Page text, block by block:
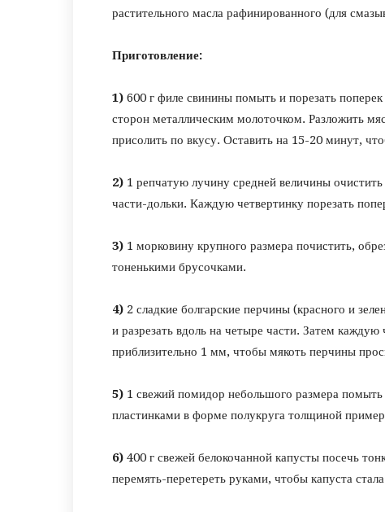
растительного масла рафинированного (для
Приготовление:
1) 600 г филе свинины помыть и порезать
сторон металлическим молоточком. Разложить
присолить по вкусу. Оставить на 15-20 минут,
2) 1 репчатую лучину средней величины
части-дольки. Каждую четвертинку порезать
3) 1 морковину крупного размера почистить,
тоненькими брусочками.
4) 2 сладкие болгарские перчины (красного и
и разрезать вдоль на четыре части. Затем
приблизительно 1 мм, чтобы мякоть перчины
5) 1 свежий помидор небольшого размера
пластинками в форме полукруга толщиной
6) 400 г свежей белокочанной капусты посечь
перемять-перетереть руками, чтобы капуста